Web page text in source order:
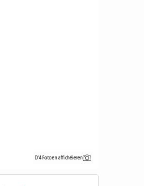
D'4 Fotoen affichéieren